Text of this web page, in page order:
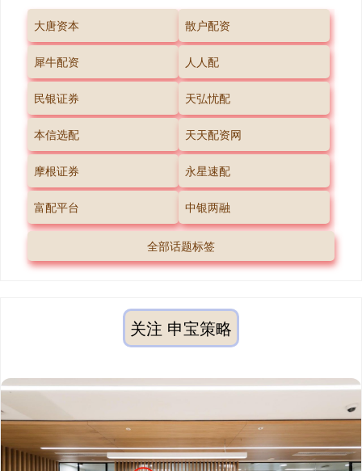
大唐资本 散户配资
犀牛配资 人人配
民银证券 天弘忧配
本信选配 天天配资网
摩根证券 永星速配
富配平台 中银两融
全部话题标签
关注 申宝策略